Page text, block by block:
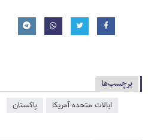
برچسب‌ها
ایالات متحده آمریکا پاکستان